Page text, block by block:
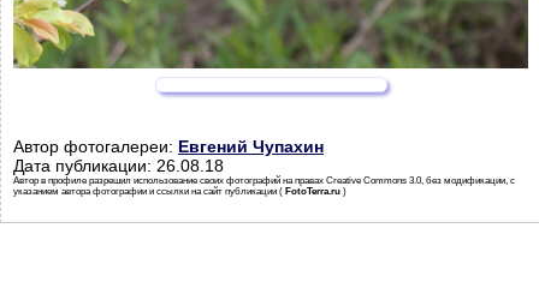
Автор фотогалереи: Евгений Чупахин
Дата публикации: 26.08.18
Автор в профиле разрешил использование своих фотографий на правах Creative Commons 3.0, без модификации, с
указанием автора фотографии и ссылки на сайт публикации ( FotoTerra.ru )